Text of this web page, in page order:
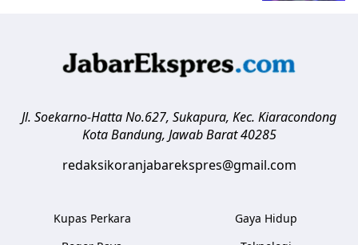
Jl. Soekarno-Hatta No.627, Sukapura, Kec. Kiaracondong
Kota Bandung, Jawab Barat 40285
redaksikoranjabarekspres@gmail.com
Kupas Perkara
Gaya Hidup